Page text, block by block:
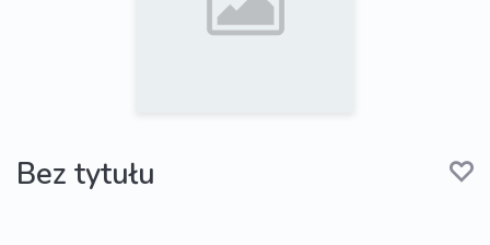
Bez tytułu